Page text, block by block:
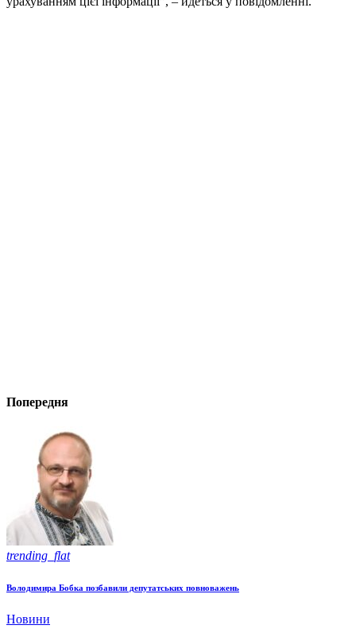
Попередня
trending_flat
Володимира Бобка позбавили депутатських повноважень
Новини